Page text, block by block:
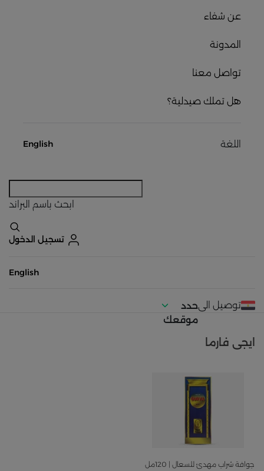
عن شفاء
المدونة
تواصل معنا
هل تملك صيدلية؟
اللغة English
ابحث باسم البراند
تسجيل الدخول
English
توصيل الىحدد
موقعك
ايجى فارما
جوافة شراب مهدئ للسعال | 120مل